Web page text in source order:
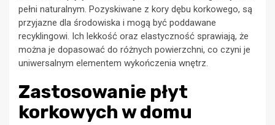
pełni naturalnym. Pozyskiwane z kory dębu korkowego, są
przyjazne dla środowiska i mogą być poddawane
recyklingowi. Ich lekkość oraz elastyczność sprawiają, że
można je dopasować do różnych powierzchni, co czyni je
uniwersalnym elementem wykończenia wnętrz.
Zastosowanie płyt
korkowych w domu